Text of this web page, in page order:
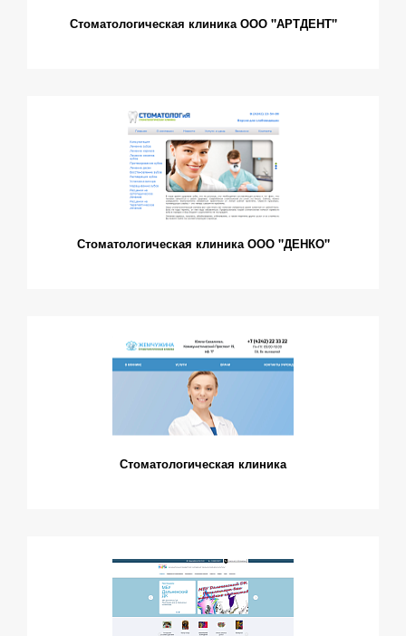
Стоматологическая клиника ООО "АРТДЕНТ"
Стоматологическая клиника ООО "ДЕНКО"
Стоматологическая клиника